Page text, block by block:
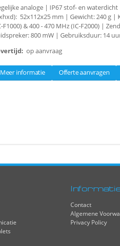
analoge | IP67 stof- en
52x112x25 mm | Gewicht: 240 g |
F1000) & 400 - 470 MHz (IC-F2000) |
800 mW | Gebruiksduur: 14
op aanvraag
Meer informatie Offerte aanvragen
Contact
Algemene
Privacy Policy